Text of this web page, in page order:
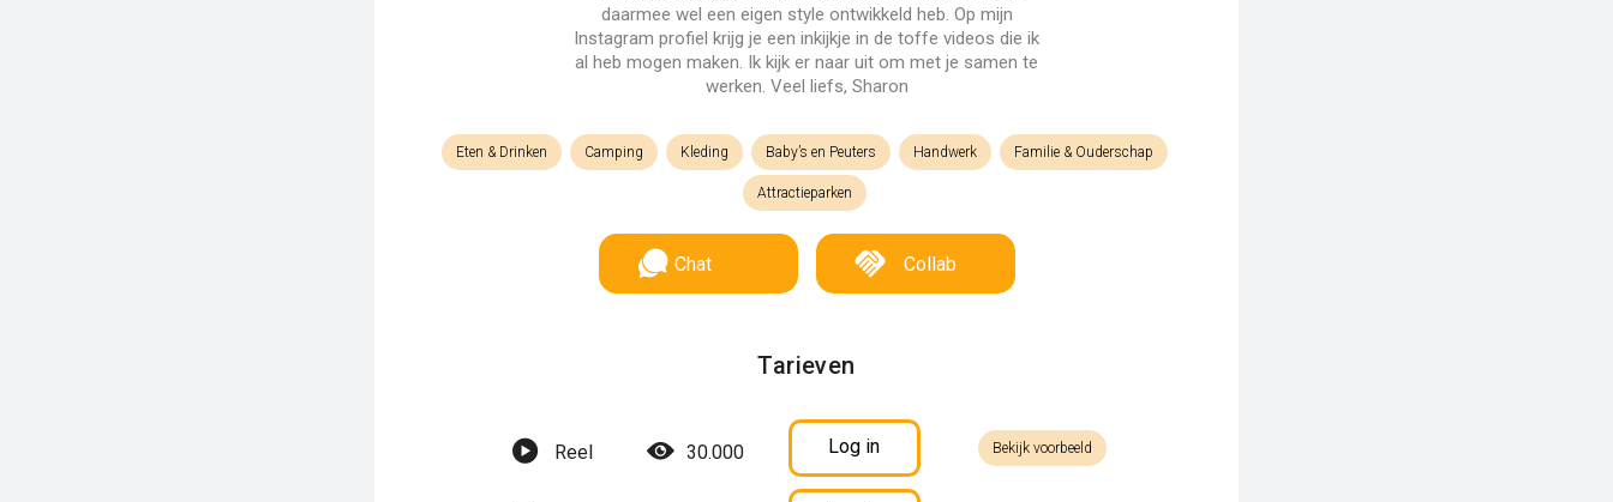
daarmee wel een eigen style ontwikkeld heb. Op mijn
Instagram profiel krijg je een inkijkje in de toffe videos die ik
al heb mogen maken. Ik kijk er naar uit om met je samen te
werken. Veel liefs, Sharon
Eten & Drinken Camping Kleding Baby’s en Peuters Handwerk Familie & Ouderschap
Attractieparken
Chat Collab
Tarieven
Reel 30.000 Log in Bekijk voorbeeld